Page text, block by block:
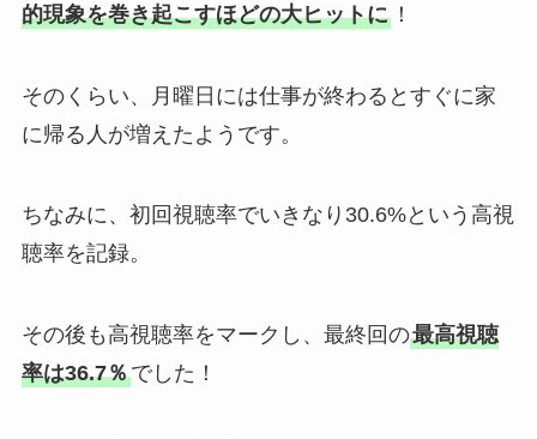
的現象を巻き起こすほどの大ヒットに！
そのくらい、月曜日には仕事が終わるとすぐに家
に帰る人が増えたようです。
ちなみに、初回視聴率でいきなり30.6%という高視
聴率を記録。
その後も高視聴率をマークし、最終回の最高視聴
率は36.7％でした！